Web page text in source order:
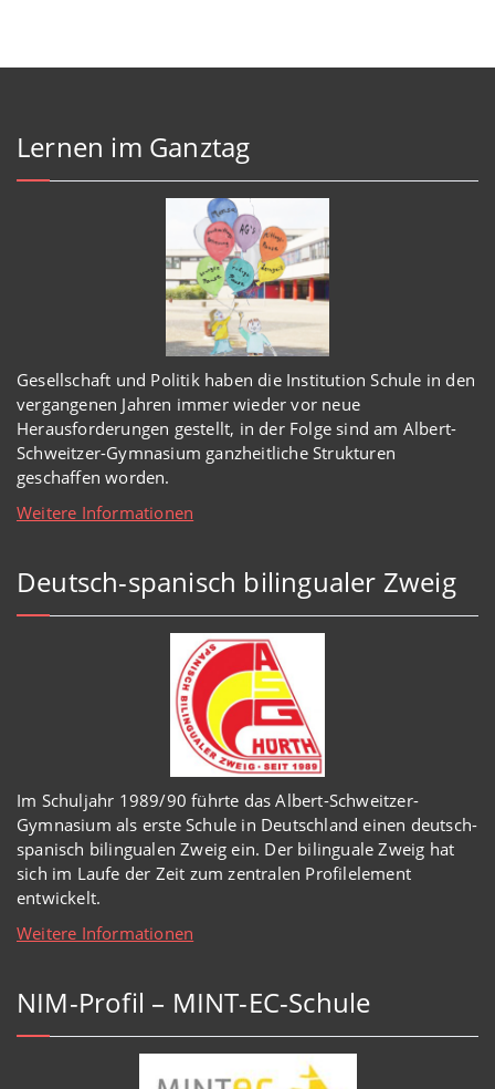
Lernen im Ganztag
Gesellschaft und Politik haben die Institution Schule in den
vergangenen Jahren immer wiedervor neue
Herausforderungen gestellt, in der Folge sind am Albert-
Schweitzer-Gymnasium ganzheitliche Strukturen
geschaffen worden.
Weitere Informationen
Deutsch-spanisch bilingualer Zweig
Im Schuljahr 1989/90 führte das Albert-Schweitzer-
Gymnasium als erste Schule in Deutschland einen deutsch-
spanisch bilingualen Zweig ein. Der bilinguale Zweig hat
sich im Laufe der Zeit zum zentralen Profilelement
entwickelt.
Weitere Informationen
NIM-Profil – MINT-EC-Schule